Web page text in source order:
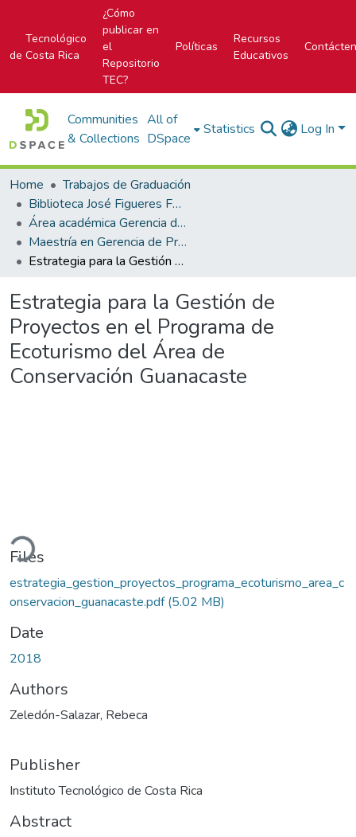
Tecnológico
de Costa Rica
¿Cómo
publicar en
el
Repositorio
TEC?
Políticas
Recursos
Educativos
Communities
& Collections
All of
DSpace
Statistics Log In
Home
Trabajos de Graduación
Biblioteca José Figueres Ferrer
Área académica Gerencia de Proyectos
Maestría en Gerencia de Proyectos
Estrategia para la Gestión de Proyectos en el Programa de Ecoturismo del Área de Conservación Guanacaste
Estrategia para la Gestión de
Proyectos en el Programa de
Ecoturismo del Área de
Conservación Guanacaste
Loading...
Files
estrategia_gestion_proyectos_programa_ecoturismo_area_c
onservacion_guanacaste.pdf(5.02 MB)
Date
2018
Authors
Zeledón-Salazar, Rebeca
Publisher
Instituto Tecnológico de Costa Rica
Abstract